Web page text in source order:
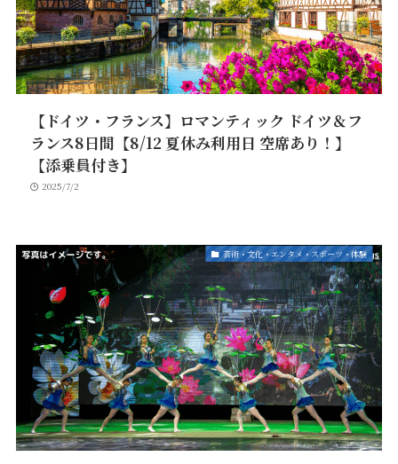
【ドイツ・フランス】ロマンティック ドイツ＆フ
ランス8日間【8/12 夏休み利用日 空席あり！】
【添乗員付き】
2025/7/2
芸術・文化・エンタメ・スポーツ・体験